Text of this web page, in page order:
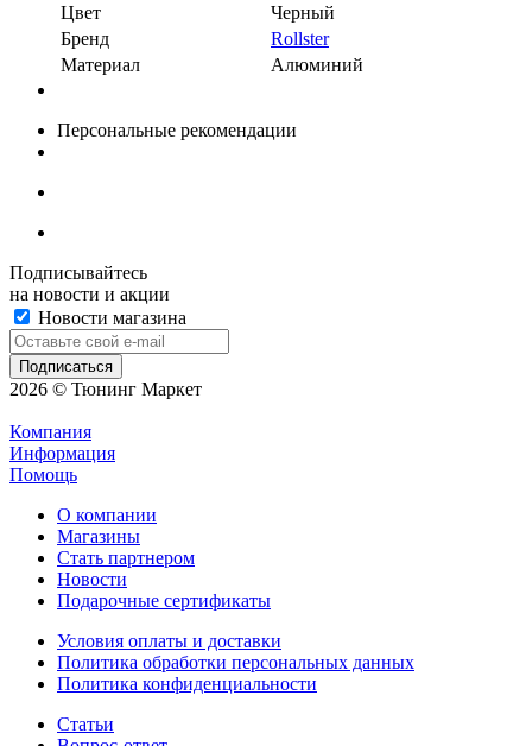
Цвет
Черный
Бренд
Rollster
Материал
Алюминий
Персональные рекомендации
Подписывайтесь
на новости и акции
Новости магазина
2026 © Тюнинг Маркет
Компания
Информация
Помощь
О компании
Магазины
Стать партнером
Новости
Подарочные сертификаты
Условия оплаты и доставки
Политика обработки персональных данных
Политика конфиденциальности
Статьи